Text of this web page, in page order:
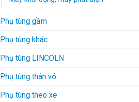
Phụ tùng gầm
Phụ tùng khác
Phụ tùng LINCOLN
Phụ tùng thân vỏ
Phụ tùng theo xe